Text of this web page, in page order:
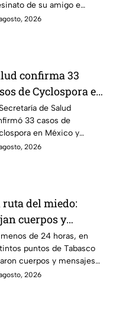
del
César
de su amigo e
César Gastélum;
2026
confirma 33
de Cyclospora en
¿en qué estado
los brotes
diarrea explosiva?
de Salud
33 casos de
en México y
investigaciones en
2026
ruta del miedo:
cuerpos y
criminales
carreteras de
en un solo día
de 24 horas, en
puntos de Tabasco
cuerpos y mensajes
en varias carreteras
2026